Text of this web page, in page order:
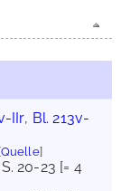
IIr, Bl. 213v-
[Quelle]
20-23 [= 4